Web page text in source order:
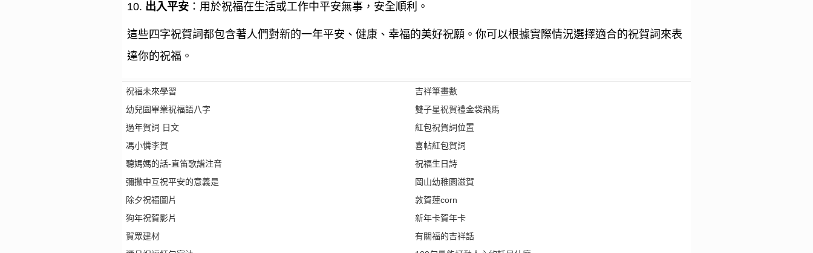
10. 出入平安：用於祝福在生活或工作中平安無事，安全順利。
這些四字祝賀詞都包含著人們對新的一年平安、健康、幸福的美好祝願。你可以根據實際情況選擇適合的祝賀詞來表
達你的祝福。
祝福未來學習
幼兒園畢業祝福語八字
過年賀詞 日文
馮小憐李賀
聽媽媽的話-直笛歌譜注音
彌撒中互祝平安的意義是
除夕祝福圖片
狗年祝賀影片
賀眾建材
吉祥筆畫數
雙子星祝賀禮金袋飛馬
紅包祝賀詞位置
喜帖紅包賀詞
祝福生日詩
岡山幼稚園滋賀
敦賀蓮corn
新年卡賀年卡
有關福的吉祥話